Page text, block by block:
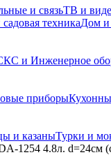
и связьТВ и
техникаДом и
и Инженерное
приборы
и казаныТурки и
1254 4.8л. d=24см